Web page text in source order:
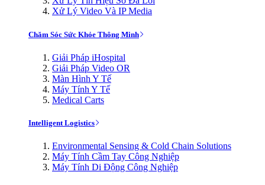
Xử Lý Video Và IP Media
Chăm Sóc Sức Khỏe Thông Minh
Giải Pháp iHospital
Giải Pháp Video OR
Màn Hình Y Tế
Máy Tính Y Tế
Medical Carts
Intelligent Logistics
Environmental Sensing & Cold Chain Solutions
Máy Tính Cầm Tay Công Nghiệp
Máy Tính Di Động Công Nghiệp